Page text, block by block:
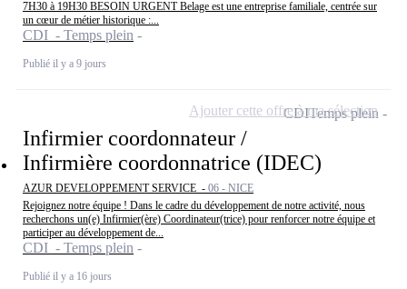
7H30 à 19H30 BESOIN URGENT Belage est une entreprise familiale, centrée sur
un cœur de métier historique :...
CDI - Temps plein
Publié il y a 9 jours
Infirmier coordonnateur /
Infirmière coordonnatrice (IDEC)
AZUR DEVELOPPEMENT SERVICE - 06 - NICE
Rejoignez notre équipe ! Dans le cadre du développement de notre activité, nous
recherchons un(e) Infirmier(ère) Coordinateur(trice) pour renforcer notre équipe et
participer au développement de...
CDI - Temps plein
Publié il y a 16 jours
CDITemps plein
Ajouter cette offre à ma sélection